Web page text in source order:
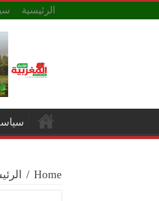
الرئيسية
Home
/